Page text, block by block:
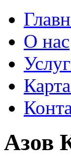
О нас
Азов